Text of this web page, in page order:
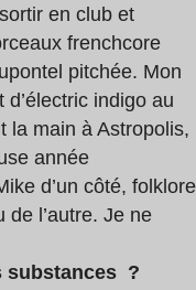
en club et
frenchcore
pitchée. Mon
d’électric indigo au
la main à Astropolis,
année
d’un côté, folklore
l’autre. Je ne
substances ?